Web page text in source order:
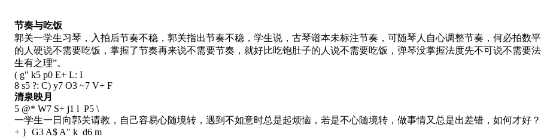
节奏与吃饭
郭关一学生习琴，入拍后节奏不稳，郭关指出节奏不稳，学生说，古琴谱本未标注节奏，可随琴人自心调整节奏，何必拍数
的人硬说不需要吃饭，掌握了节奏再来说不需要节奏，就好比吃饱肚子的人说不需要吃饭，弹琴没掌握法度先不可说不需要
生有之理”。
( g" k5 p0 E+ L: I
8 s5 ?: C) y7 O3 ~7 V+ F
清泉映月
5 @* W7 S+ j1 l P5 \
一学生一日向郭关请教，自己容易心随境转，遇到不如意时总是起烦恼，若是不心随境转，做事情又总是出差错，如何才好
+ } G3 A$ A" k d6 m